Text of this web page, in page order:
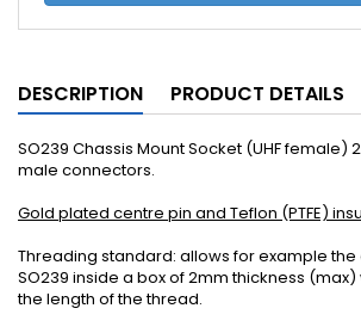
DESCRIPTION PRODUCT DETAILS
SO239 Chassis Mount Socket (UHF female)
male connectors.
Gold plated centre pin and Teflon (PTFE)
Threading standard: allows for example the
SO239 inside a box of2mm thickness (max)
the length of the thread.